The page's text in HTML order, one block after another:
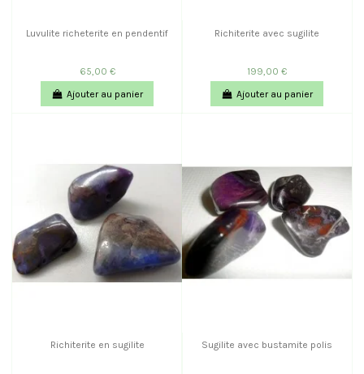
Luvulite richeterite en pendentif
65,00 €
Ajouter au panier
Richiterite avec sugilite
199,00 €
Ajouter au panier
Richiterite en sugilite Sugilite avec bustamite polis